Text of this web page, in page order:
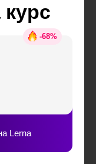
-68%
Lerna